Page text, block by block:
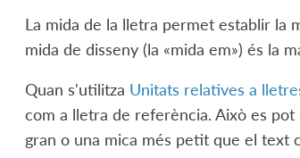
La mida de la lletra permet establir la
mida de disseny (la «mida em») és la
Quan s'utilitza Unitats relatives a
com a lletra de referència. Això es
gran o una mica més petit que el text